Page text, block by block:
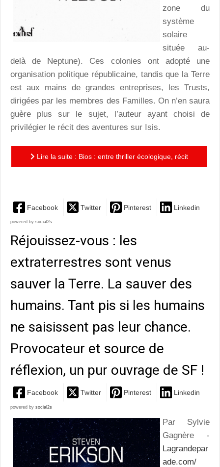
zone du
système
solaire
située au-
delà de Neptune). Ces colonies ont adopté une
organisation politique républicaine, tandis que la Terre
est aux mains de grandes entreprises, les Trusts,
dirigées par les membres des Familles. On n’en saura
guère plus sur le sujet, l’auteur ayant choisi de
privilégier le récit des aventures sur Isis.
Lire la suite : Bios : entre thriller écologique, récit
Facebook Twitter Pinterest Linkedin
powered by social2s
Réjouissez-vous : les
extraterrestres sont venus
sauver la Terre. La sauver des
humains. Tant pis si les humains
ne saisissent pas leur chance.
Provocateur et source de
réflexion, un pur ouvrage de SF !
Facebook Twitter Pinterest Linkedin
powered by social2s
Par Sylvie
Gagnère -
Lagrandepar
ade.com/